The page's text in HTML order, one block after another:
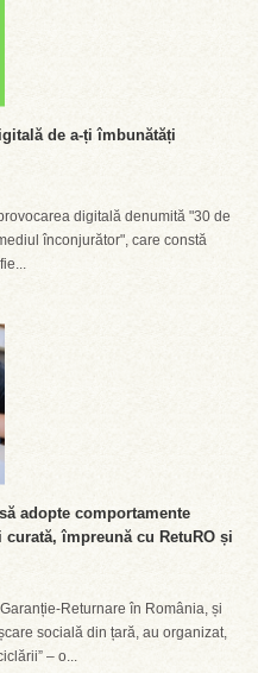
de a-ți îmbunătăți
digitală denumită "30 de
înconjurător", care constă
adopte comportamente
împreună cu RetuRO și
Returnare în România, și
socială din țară, au organizat,
– o...